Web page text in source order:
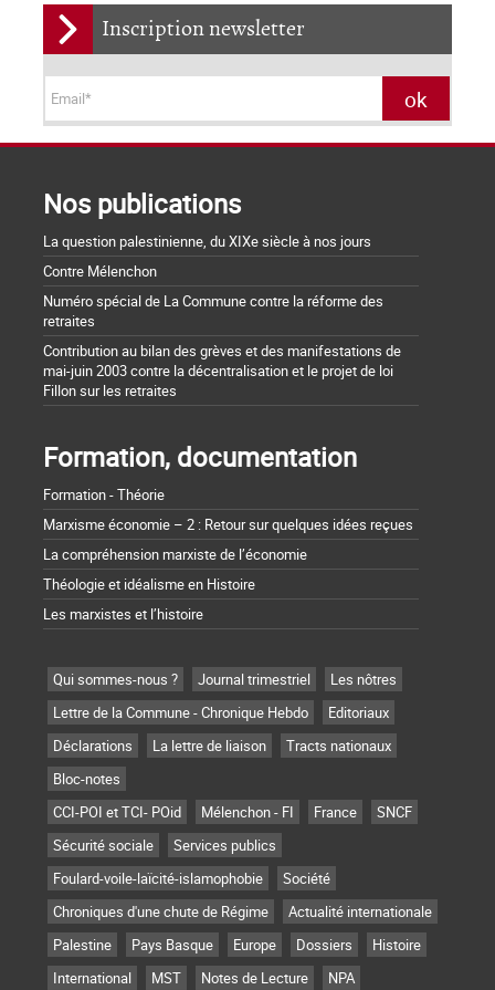
Inscription newsletter
Nos publications
La question palestinienne, du XIXe siècle à nos jours
Contre Mélenchon
Numéro spécial de La Commune contre la réforme des
retraites
Contribution au bilan des grèves et des manifestations de
mai-juin 2003 contre la décentralisation et le projet de loi
Fillon sur les retraites
Formation, documentation
Formation - Théorie
Marxisme économie – 2 : Retour sur quelques idées reçues
La compréhension marxiste de l’économie
Théologie et idéalisme en Histoire
Les marxistes et l’histoire
Qui sommes-nous ? Journal trimestriel
Les nôtres
Lettre de la Commune - Chronique Hebdo
Editoriaux
Déclarations
La lettre de liaison
Tracts nationaux
Bloc-notes
CCI-POI et TCI- POid
Mélenchon - FI France
SNCF
Sécurité sociale
Services publics
Foulard-voile-laïcité-islamophobie
Société
Chroniques d'une chute de Régime
Actualité internationale
Palestine
Pays Basque Europe Dossiers
Histoire
International
MST Notes de Lecture
NPA